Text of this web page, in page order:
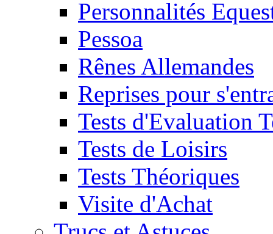
Personnalités
Pessoa
Rênes Allemandes
Reprises pour
Tests d'Evaluation
Tests de Loisirs
Tests Théoriques
Visite d'Achat